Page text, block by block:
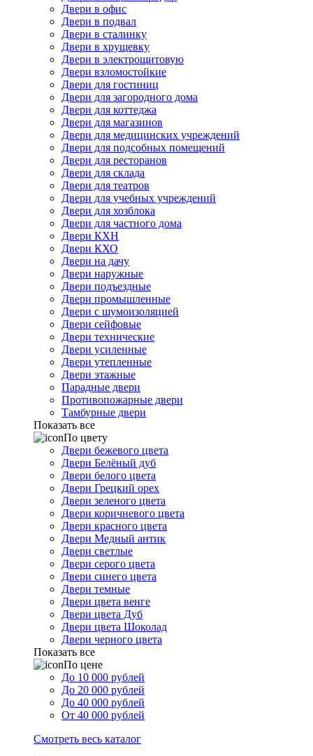
Двери в офис
Двери в подвал
Двери в сталинку
Двери в хрущевку
Двери в электрощитовую
Двери взломостойкие
Двери для гостиниц
Двери для загородного дома
Двери для коттеджа
Двери для магазинов
Двери для медицинских учреждений
Двери для подсобных помещений
Двери для ресторанов
Двери для склада
Двери для театров
Двери для учебных учреждений
Двери для хозблока
Двери для частного дома
Двери КХН
Двери КХО
Двери на дачу
Двери наружные
Двери подъездные
Двери промышленные
Двери с шумоизоляцией
Двери сейфовые
Двери технические
Двери усиленные
Двери утепленные
Двери этажные
Парадные двери
Противопожарные двери
Тамбурные двери
Показать все
По цвету
Двери бежевого цвета
Двери Белёный дуб
Двери белого цвета
Двери Грецкий орех
Двери зеленого цвета
Двери коричневого цвета
Двери красного цвета
Двери Медный антик
Двери светлые
Двери серого цвета
Двери синего цвета
Двери темные
Двери цвета венге
Двери цвета Дуб
Двери цвета Шоколад
Двери черного цвета
Показать все
По цене
До 10 000 рублей
До 20 000 рублей
До 40 000 рублей
От 40 000 рублей
Смотреть весь каталог